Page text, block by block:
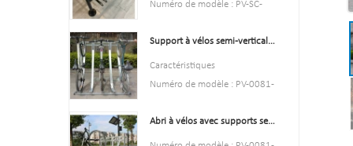
Numéro de modèle : PV-SC-
Type : Stationnement et
remise à vélos
Couleur : jaune, noir, vert,
Style : aussi bien à l'intérieur
Support à vélos semi-vertical et rangement pour vélos, offre spéciale
Caractéristiques
Numéro de modèle : PV-0081-
Type : Stationnement et
stockage de vélos
Abri à vélos avec supports semi-verticaux